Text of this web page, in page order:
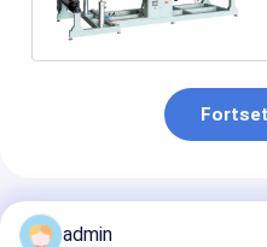
Empfohlene Produkte
admin